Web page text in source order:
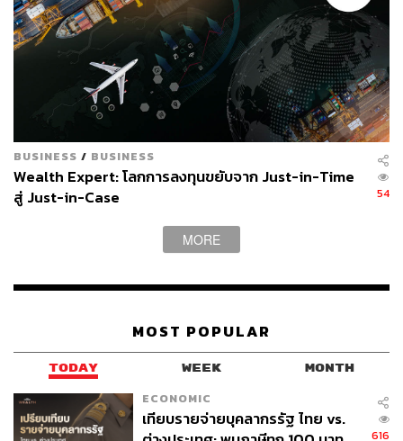
นอกจากนั้น อาจมีกรณีที่ Fed ลดดอกเบี้ยลงตามที่ตลาดคาด
หวัง ทำให้ยีลด์ลง ดอลลาร์อ่อน แต่ผมมองว่ากรณีดังกล่าวจะ
เกิดขึ้นก็ต่อเมื่อมีวิกฤตเศรษฐกิจเกิดขึ้นก่อน
โดยสรุป ผมมองว่า ความเสี่ยง ‘สองสูง’ มีเหตุผลสนับสนุนทั้ง
ด้านวัฏจักรและโครงสร้าง เมื่อเกิดขึ้นแล้วอาจดำเนินต่อไป
จนกว่าจะมีการปรับเปลี่ยนโครงสร้างหรือนโยบายเศรษฐกิจ
ครั้งใหม่ปรับพอร์ตลงทุนให้พร้อมนะครับ
BUSINESS / BUSINESS
Wealth Expert: โลกการลงทุนขยับจาก Just-in-Time
สู่ Just-in-Case
54
MORE
MOST POPULAR
TODAY WEEK MONTH
ECONOMIC
เทียบรายจ่ายบุคลากรรัฐ ไทย vs.
616